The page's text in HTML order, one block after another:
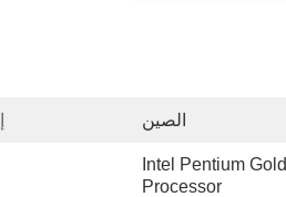
الصين
Intel Pentium
Processor